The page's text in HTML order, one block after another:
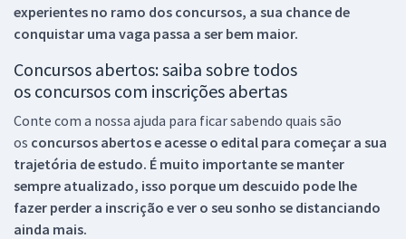
experientes no ramo dos concursos, a sua chance de
conquistar uma vaga passa a ser bem maior.
Concursos abertos: saiba sobre todos
os concursos com inscrições abertas
Conte com a nossa ajuda para ficar sabendo quais são
os concursos abertos e acesse o edital para começar a sua
trajetória de estudo. É muito importante se manter
sempre atualizado, isso porque um descuido pode lhe
fazer perder a inscrição e ver o seu sonho se distanciando
ainda mais.